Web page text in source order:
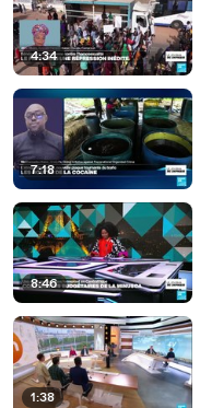
4:34
7:18
8:46
1:38